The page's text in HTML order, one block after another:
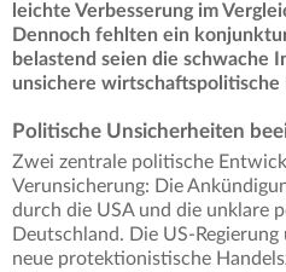
leichte Verbesserung im
Dennoch fehlten ein
belastend seien die schwache
unsichere wirtschaftspolitische
Politische Unsicherheiten
Zwei zentrale politische
Verunsicherung: Die
durch die USA und die unklare
Deutschland. Die US-
neue protektionistische